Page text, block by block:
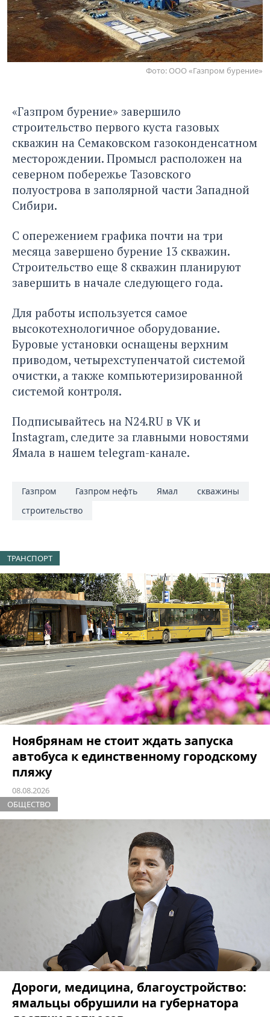
Фото: ООО «Газпром бурение»
«Газпром бурение» завершило
строительство первого куста газовых
скважин на Семаковском газоконденсатном
месторождении. Промысл расположен на
северном побережье Тазовского
полуострова в заполярной части Западной
Сибири.
С опережением графика почти на три
месяца завершено бурение 13 скважин.
Строительство еще 8 скважин планируют
завершить в начале следующего года.
Для работы используется самое
высокотехнологичное оборудование.
Буровые установки оснащены верхним
приводом, четырехступенчатой системой
очистки, а также компьютеризированной
системой контроля.
Подписывайтесь на N24.RU в VK и
Instagram, следите за главными новостями
Ямала в нашем telegram-канале.
Газпром Газпром нефть Ямал
скважины
строительство
ТРАНСПОРТ
Ноябрянам не стоит ждать запуска
автобуса к единственному городскому
пляжу
08.08.2026
ОБЩЕСТВО
Дороги, медицина, благоустройство:
ямальцы обрушили на губернатора